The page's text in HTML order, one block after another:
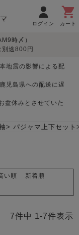
ログイン カート
冬
胸が目立たない
ザインで
さがす
つくるパジャマとは
時〆）
途800円
地震の影響による配
児島県への配送に遅
盆休みとさせていた
パジャマ上下セット
い順
新着順
7件中 1 -7件表示